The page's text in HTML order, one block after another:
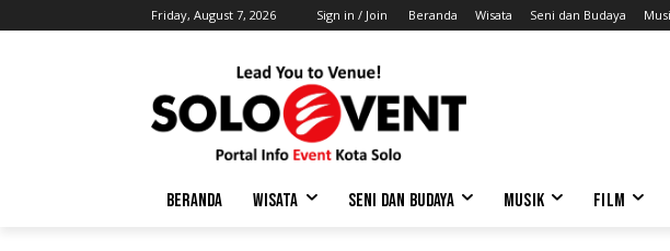
Friday, August 7, 2026 Sign in / Join Beranda Wisata Seni dan Budaya
BERANDA WISATA SENI DAN BUDAYA MUSIK FILM